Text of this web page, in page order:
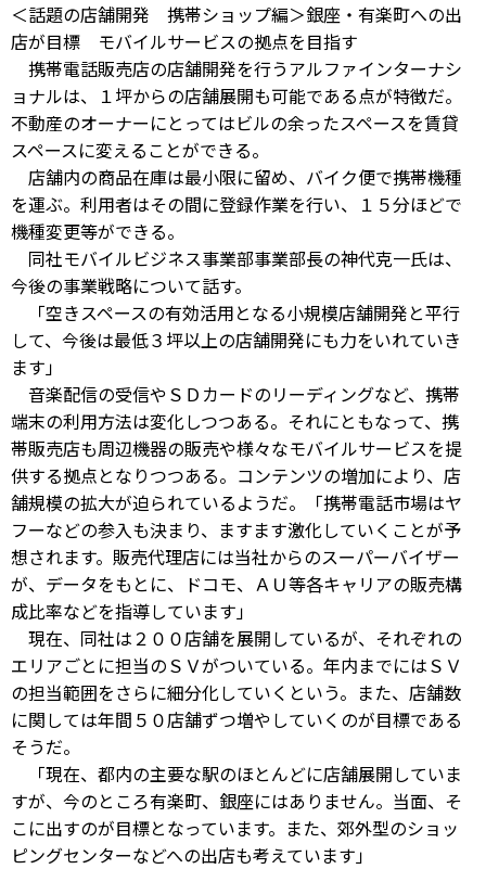
＜話題の店舗開発 携帯ショップ編＞銀座・有楽町への出
店が目標 モバイルサービスの拠点を目指す
携帯電話販売店の店舗開発を行うアルファインターナシ
ョナルは、１坪からの店舗展開も可能である点が特徴だ。
不動産のオーナーにとってはビルの余ったスペースを賃貸
スペースに変えることができる。
店舗内の商品在庫は最小限に留め、バイク便で携帯機種
を運ぶ。利用者はその間に登録作業を行い、１５分ほどで
機種変更等ができる。
同社モバイルビジネス事業部事業部長の神代克一氏は、
今後の事業戦略について話す。
「空きスペースの有効活用となる小規模店舗開発と平行
して、今後は最低３坪以上の店舗開発にも力をいれていき
ます」
音楽配信の受信やＳＤカードのリーディングなど、携帯
端末の利用方法は変化しつつある。それにともなって、携
帯販売店も周辺機器の販売や様々なモバイルサービスを提
供する拠点となりつつある。コンテンツの増加により、店
舗規模の拡大が迫られているようだ。「携帯電話市場はヤ
フーなどの参入も決まり、ますます激化していくことが予
想されます。販売代理店には当社からのスーパーバイザー
が、データをもとに、ドコモ、ＡＵ等各キャリアの販売構
成比率などを指導しています」
現在、同社は２００店舗を展開しているが、それぞれの
エリアごとに担当のＳＶがついている。年内までにはＳＶ
の担当範囲をさらに細分化していくという。また、店舗数
に関しては年間５０店舗ずつ増やしていくのが目標である
そうだ。
「現在、都内の主要な駅のほとんどに店舗展開していま
すが、今のところ有楽町、銀座にはありません。当面、そ
こに出すのが目標となっています。また、郊外型のショッ
ピングセンターなどへの出店も考えています」